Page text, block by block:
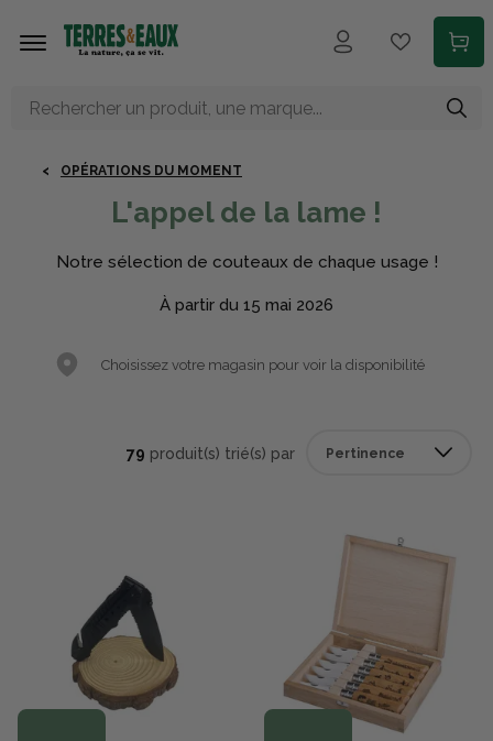
OPÉRATIONS DU MOMENT
L'appel de la lame !
Notre sélection de couteaux de chaque usage !
À partir du 15 mai 2026
Choisissez votre magasin pour voir la disponibilité
79 produit(s) trié(s) par